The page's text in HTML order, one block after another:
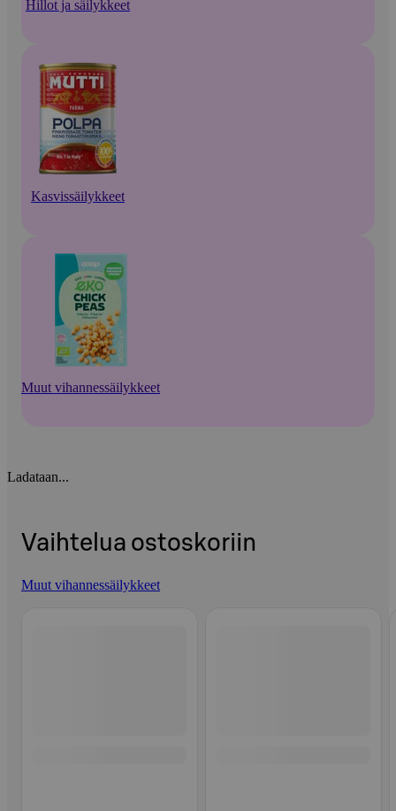
Hillot ja säilykkeet
Kasvissäilykkeet
Muut vihannessäilykkeet
Ladataan...
Vaihtelua ostoskoriin
Muut vihannessäilykkeet